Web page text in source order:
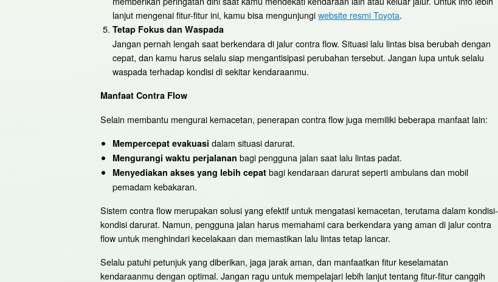
lanjut mengenai fitur-fitur ini, kamu bisa mengunjungi website resmi Toyota.
Tetap Fokus dan Waspada
Jangan pernah lengah saat berkendara di jalur contra flow. Situasi lalu lintas bisa berubah dengan
cepat, dan kamu harus selalu siap mengantisipasi perubahan tersebut. Jangan lupa untuk selalu
waspada terhadap kondisi di sekitar kendaraanmu.
Manfaat Contra Flow
Selain membantu mengurai kemacetan, penerapan contra flow juga memiliki beberapa manfaat lain:
Mempercepat evakuasi dalam situasi darurat.
Mengurangi waktu perjalanan bagi pengguna jalan saat lalu lintas padat.
Menyediakan akses yang lebih cepat bagi kendaraan darurat seperti ambulans dan mobil
pemadam kebakaran.
Sistem contra flow merupakan solusi yang efektif untuk mengatasi kemacetan, terutama dalam kondisi-
kondisi darurat. Namun, pengguna jalan harus memahami cara berkendara yang aman di jalur contra
flow untuk menghindari kecelakaan dan memastikan lalu lintas tetap lancar.
Selalu patuhi petunjuk yang diberikan, jaga jarak aman, dan manfaatkan fitur keselamatan
kendaraanmu dengan optimal. Jangan ragu untuk mempelajari lebih lanjut tentang fitur-fitur canggih